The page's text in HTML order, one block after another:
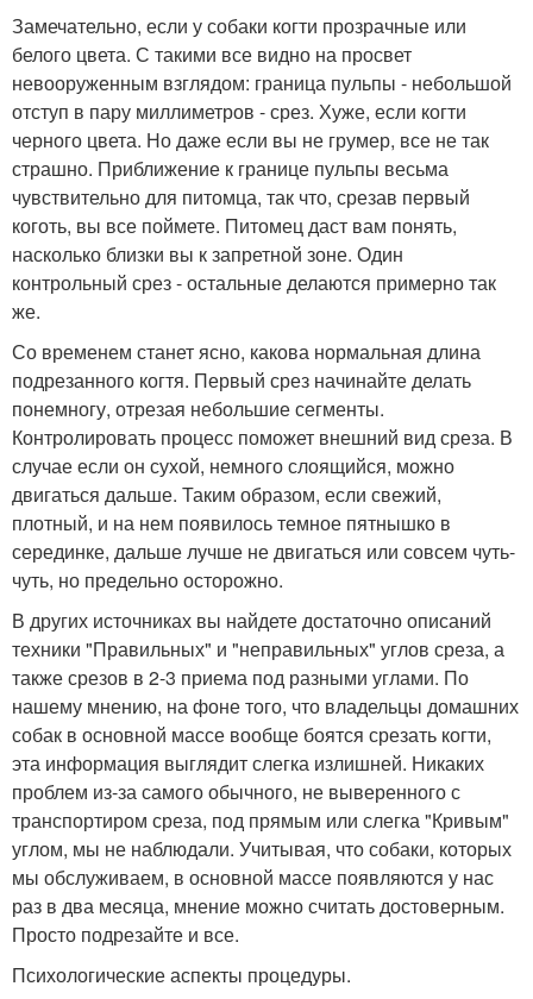
Замечательно, если у собаки когти прозрачные или
белого цвета. С такими все видно на просвет
невооруженным взглядом: граница пульпы - небольшой
отступ в пару миллиметров - срез. Хуже, если когти
черного цвета. Но даже если вы не грумер, все не так
страшно. Приближение к границе пульпы весьма
чувствительно для питомца, так что, срезав первый
коготь, вы все поймете. Питомец даст вам понять,
насколько близки вы к запретной зоне. Один
контрольный срез - остальные делаются примерно так
же.
Со временем станет ясно, какова нормальная длина
подрезанного когтя. Первый срез начинайте делать
понемногу, отрезая небольшие сегменты.
Контролировать процесс поможет внешний вид среза. В
случае если он сухой, немного слоящийся, можно
двигаться дальше. Таким образом, если свежий,
плотный, и на нем появилось темное пятнышко в
серединке, дальше лучше не двигаться или совсем чуть-
чуть, но предельно осторожно.
В других источниках вы найдете достаточно описаний
техники "Правильных" и "неправильных" углов среза, а
также срезов в 2-3 приема под разными углами. По
нашему мнению, на фоне того, что владельцы домашних
собак в основной массе вообще боятся срезать когти,
эта информация выглядит слегка излишней. Никаких
проблем из-за самого обычного, не выверенного с
транспортиром среза, под прямым или слегка "Кривым"
углом, мы не наблюдали. Учитывая, что собаки, которых
мы обслуживаем, в основной массе появляются у нас
раз в два месяца, мнение можно считать достоверным.
Просто подрезайте и все.
Психологические аспекты процедуры.